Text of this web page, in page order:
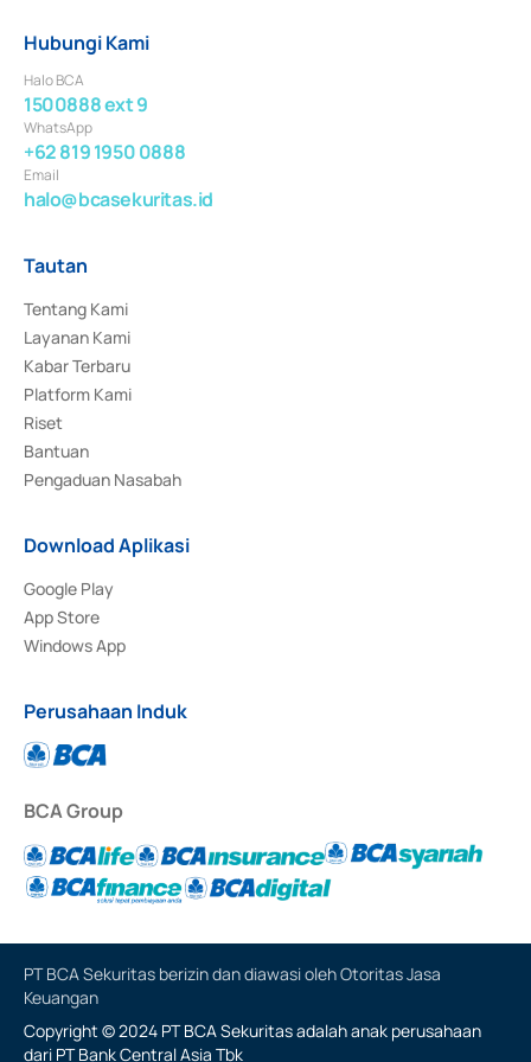
Hubungi Kami
Halo BCA
1500888 ext 9
WhatsApp
+62 819 1950 0888
Email
halo@bcasekuritas.id
Tautan
Tentang Kami
Layanan Kami
Kabar Terbaru
Platform Kami
Riset
Bantuan
Pengaduan Nasabah
Download Aplikasi
Google Play
App Store
Windows App
Perusahaan Induk
BCA Group
PT BCA Sekuritas berizin dan diawasi oleh Otoritas Jasa
Keuangan
Copyright © 2024 PT BCA Sekuritas adalah anak perusahaan
dari PT Bank Central Asia Tbk